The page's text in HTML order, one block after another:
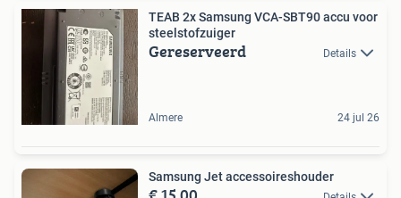
TEAB 2x Samsung VCA-SBT90 accu voor
steelstofzuiger
Gereserveerd Details
Almere 24 jul 26
Samsung Jet accessoireshouder